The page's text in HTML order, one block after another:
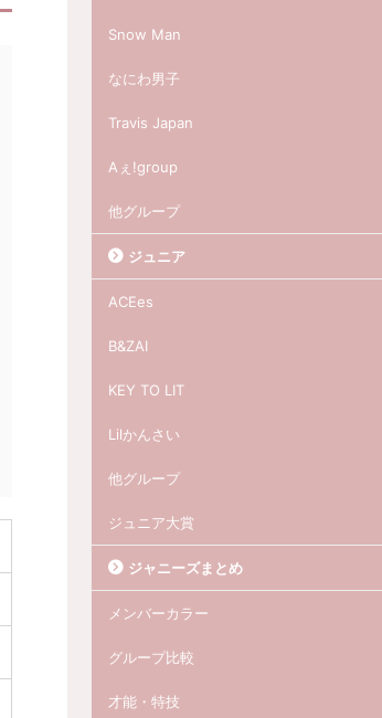
Snow Man
なにわ男子
Travis Japan
Aぇ!group
他グループ
ジュニア
ACEes
B&ZAI
KEY TO LIT
Lilかんさい
他グループ
ジュニア大賞
ジャニーズまとめ
メンバーカラー
グループ比較
才能・特技